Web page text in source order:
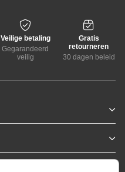
Veilige betaling
Gegarandeerd
veilig
Gratis
retourneren
30 dagen beleid